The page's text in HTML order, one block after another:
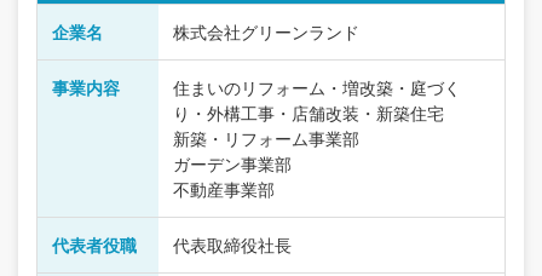
企業名 株式会社グリーンランド
事業内容
住まいのリフォーム・増改築・庭づく
り・外構工事・店舗改装・新築住宅
新築・リフォーム事業部
ガーデン事業部
不動産事業部
代表者役職 代表取締役社長